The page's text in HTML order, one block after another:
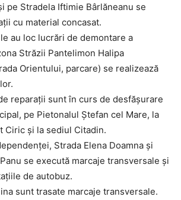
pe Stradela Iftimie Bârlăneanu se
cu material concasat.
au loc lucrări de demontare a
Străzii Pantelimon Halipa
Orientului, parcare) se realizează
reparații sunt în curs de desfășurare
pe Pietonalul Ștefan cel Mare, la
Ciric și la sediul Citadin.
Strada Elena Doamna și
se execută marcaje transversale și
de autobuz.
sunt trasate marcaje transversale.